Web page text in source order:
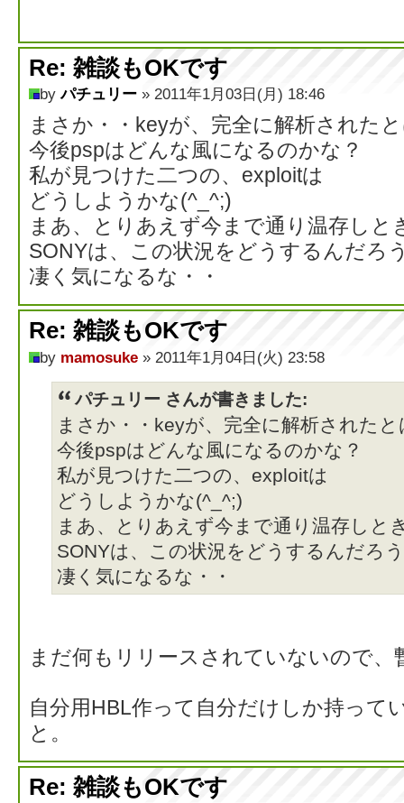
Re: 雑談もOKです
byパチュリー » 2011年1月03日(月) 18:46
まさか・・keyが、完全に解析された
今後pspはどんな風になるのかな？
私が見つけた二つの、exploitは
どうしようかな(^_^;)
まあ、とりあえず今まで通り温存しと
SONYは、この状況をどうするんだろ
凄く気になるな・・
Re: 雑談もOKです
by mamosuke » 2011年1月04日(火) 23:58
パチュリー さんが書きました:
まさか・・keyが、完全に解析されたと
今後pspはどんな風になるのかな？
私が見つけた二つの、exploitは
どうしようかな(^_^;)
まあ、とりあえず今まで通り温存しと
SONYは、この状況をどうするんだろ
凄く気になるな・・
まだ何もリリースされていないので、
自分用HBL作って自分だけしか持って
と。
Re: 雑談もOKです